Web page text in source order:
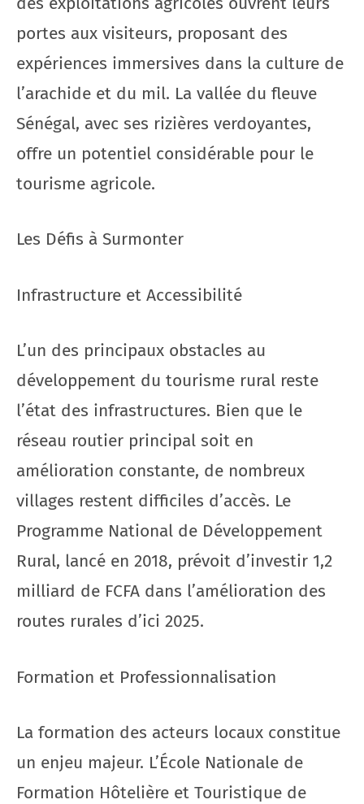
portes aux visiteurs, proposant des
expériences immersives dans la culture de
l’arachide et du mil. La vallée du fleuve
Sénégal, avec ses rizières verdoyantes,
offre un potentiel considérable pour le
tourisme agricole.
Les Défis à Surmonter
Infrastructure et Accessibilité
L’un des principaux obstacles au
développement du tourisme rural reste
l’état des infrastructures. Bien que le
réseau routier principal soit en
amélioration constante, de nombreux
villages restent difficiles d’accès. Le
Programme National de Développement
Rural, lancé en 2018, prévoit d’investir 1,2
milliard de FCFA dans l’amélioration des
routes rurales d’ici 2025.
Formation et Professionnalisation
La formation des acteurs locaux constitue
un enjeu majeur. L’École Nationale de
Formation Hôtelière et Touristique de